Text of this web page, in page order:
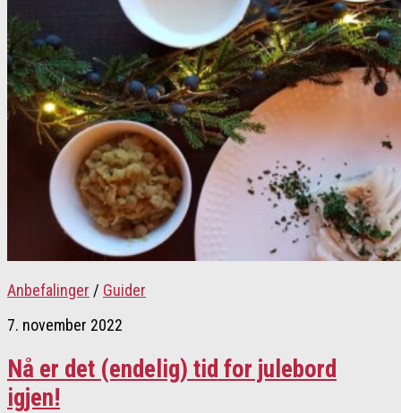
Anbefalinger / Guider
7. november 2022
Nå er det (endelig) tid for julebord
igjen!